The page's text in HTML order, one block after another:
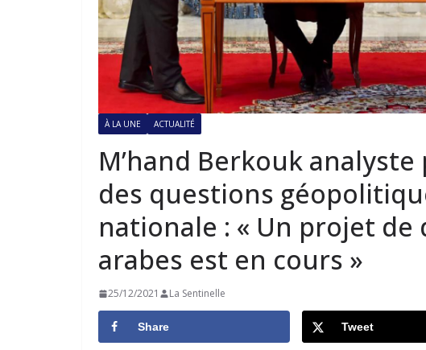
À LA UNE ACTUALITÉ
M’hand Berkouk
des questions
nationale : « Un projet de
arabes est en cours »
25/12/2021 La Sentinelle
Share Tweet